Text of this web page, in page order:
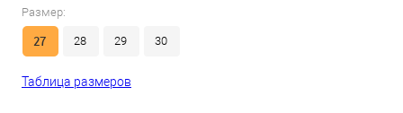
Размер:
27 28 29 30
Таблица размеров